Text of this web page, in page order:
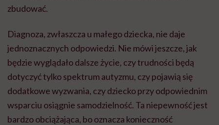
zbudować.
Diagnoza, zwłaszcza u małego dziecka, nie daje
jednoznacznych odpowiedzi. Nie mówi jeszcze, jak
będzie wyglądało dalsze życie, czy trudności będą
dotyczyć tylko spektrum autyzmu, czy pojawią się
dodatkowe wyzwania, czy dziecko przy odpowiednim
wsparciu osiągnie samodzielność. Ta niepewność jest
bardzo obciążająca, bo oznacza konieczność